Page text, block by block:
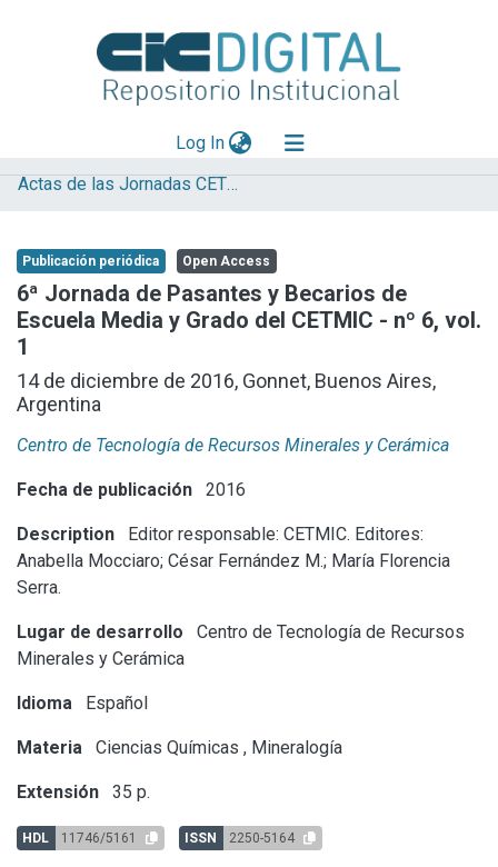
Log In(current)
Explorar
Aportar material
Statistics
Actas de las Jornadas CETMIC
Publicación periódica Open Access
6ª Jornada de Pasantes y Becarios de
Escuela Media y Grado del CETMIC - nº 6, vol.
1
14 de diciembre de 2016, Gonnet, Buenos Aires,
Argentina
Centro de Tecnología de Recursos Minerales y Cerámica
Fecha de publicación 2016
Description
Editor responsable: CETMIC. Editores:
Anabella Mocciaro; César Fernández M.; María Florencia
Serra.
Lugar de desarrollo
Centro de Tecnología de Recursos
Minerales y Cerámica
Idioma Español
Materia Ciencias Químicas , Mineralogía
Extensión 35 p.
HDL 11746/5161 ISSN 2250-5164